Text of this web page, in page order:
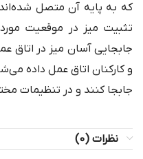
که به پایه آن متصل
تثبیت میز در موقعیت
جابجایی آسان میز در اتاق
و کارکنان اتاق عمل داده
جابجا کنند و در تنظیمات
نظرات (0)